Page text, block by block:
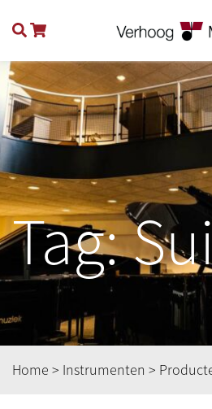
Tag:
Home > Instrumenten >